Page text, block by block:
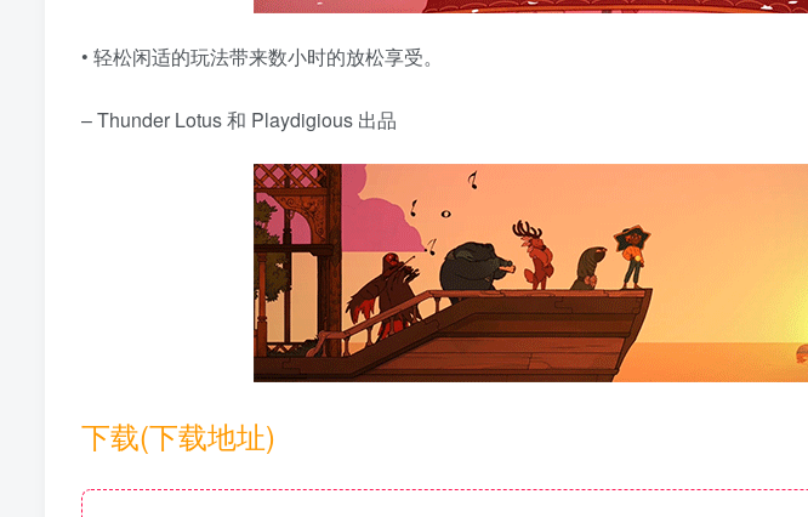
• 轻松闲适的玩法带来数小时的放松享受。
– Thunder Lotus 和 Playdigious 出品
下载(下载地址)